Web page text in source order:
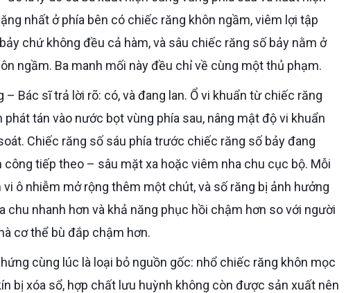
nhất ở phía bên có chiếc răng khôn ngầm, viêm lợi tập
chứ không đều cả hàm, và sâu chiếc răng số bảy nằm ở
ngầm. Ba manh mối này đều chỉ về cùng một thủ phạm.
tán vào nước bọt vùng phía sau, nâng mật độ vi khuẩn
Chiếc răng số sáu phía trước chiếc răng số bảy đang
tiếp theo – sâu mặt xa hoặc viêm nha chu cục bộ. Mỗi
ô nhiễm mở rộng thêm một chút, và số răng bị ảnh hưởng
chu nhanh hơn và khả năng phục hồi chậm hơn so với người
cơ thể bù đắp chậm hơn.
bị xóa sổ, hợp chất lưu huỳnh không còn được sản xuất nên